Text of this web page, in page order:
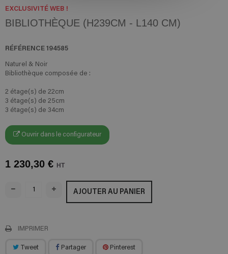
EXCLUSIVITÉ WEB !
BIBLIOTHÈQUE (H239CM - L140 CM)
RÉFÉRENCE194585
Naturel & Noir
Bibliothèque composée de :
2 étage(s) de 22cm
3 étage(s) de 25cm
3 étage(s) de 34cm
Ouvrir dans le configurateur
1 230,30 € HT
AJOUTER AU PANIER
IMPRIMER
Tweet Partager Pinterest